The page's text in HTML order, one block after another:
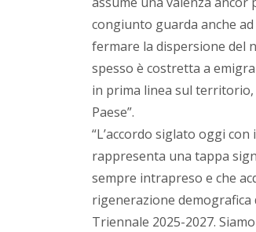
congiunto guarda anche
fermare la dispersione del
spesso è costretta a
in prima linea sul territorio,
Paese”.
“L’accordo siglato oggi con
rappresenta una tappa
sempre intrapreso e che
rigenerazione demografica
Triennale 2025-2027.